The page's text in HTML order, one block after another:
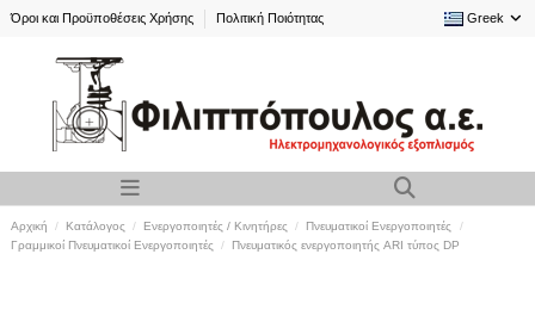
Όροι και Προϋποθέσεις Χρήσης Πολιτική Ποιότητας Greek
Αρχική Κατάλογος Ενεργοποιητές / Κινητήρες
Πνευματικοί Ενεργοποιητές
Γραμμικοί Πνευματικοί Ενεργοποιητές
Πνευματικός ενεργοποιητής ARI τύπος DP